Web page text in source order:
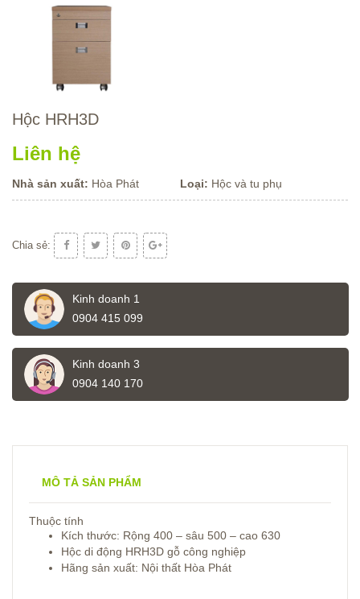
Hộc HRH3D
Liên hệ
Nhà sản xuất: Hòa Phát Loại: Hộc và tu phụ
Chia sẻ:
Kinh doanh 1
0904 415 099
Kinh doanh 3
0904 140 170
MÔ TẢ SẢN PHẨM
Thuộc tính
Kích thước: Rộng 400 – sâu 500 – cao 630
Hộc di động HRH3D gỗ công nghiệp
Hãng sản xuất: Nội thất Hòa Phát